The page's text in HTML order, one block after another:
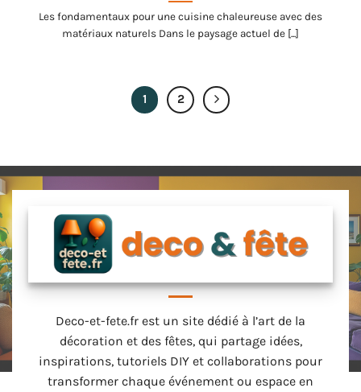
Les fondamentaux pour une cuisine chaleureuse avec des
matériaux naturels Dans le paysage actuel de [...]
1 2
Deco-et-fete.fr est un site dédié à l’art de la
décoration et des fêtes, qui partage idées,
inspirations, tutoriels DIY et collaborations pour
transformer chaque événement ou espace en